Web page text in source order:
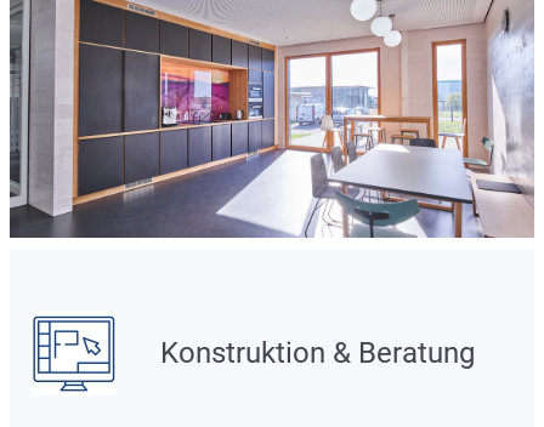
Konstruktion & Beratung